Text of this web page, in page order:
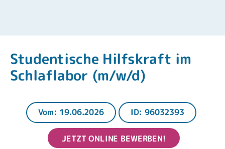
Studentische Hilfskraft im
Schlaflabor (m/w/d)
Vom: 19.06.2026 ID: 96032393
JETZT ONLINE BEWERBEN!